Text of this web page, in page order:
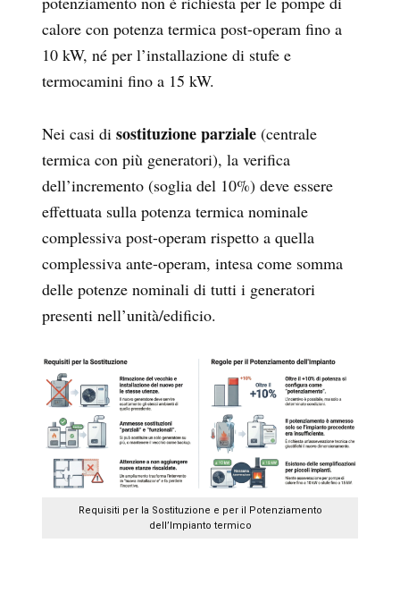
calore con potenza termica post-operam fino a
10 kW, né per l’installazione di stufe e
termocamini fino a 15 kW.
Nei casi di sostituzione parziale (centrale
termica con più generatori), la verifica
dell’incremento (soglia del 10%) deve essere
effettuata sulla potenza termica nominale
complessiva post-operam rispetto a quella
complessiva ante-operam, intesa come somma
delle potenze nominali di tutti i generatori
presenti nell’unità/edificio.
Requisiti per la Sostituzione e per il Potenziamento
dell’Impianto termico